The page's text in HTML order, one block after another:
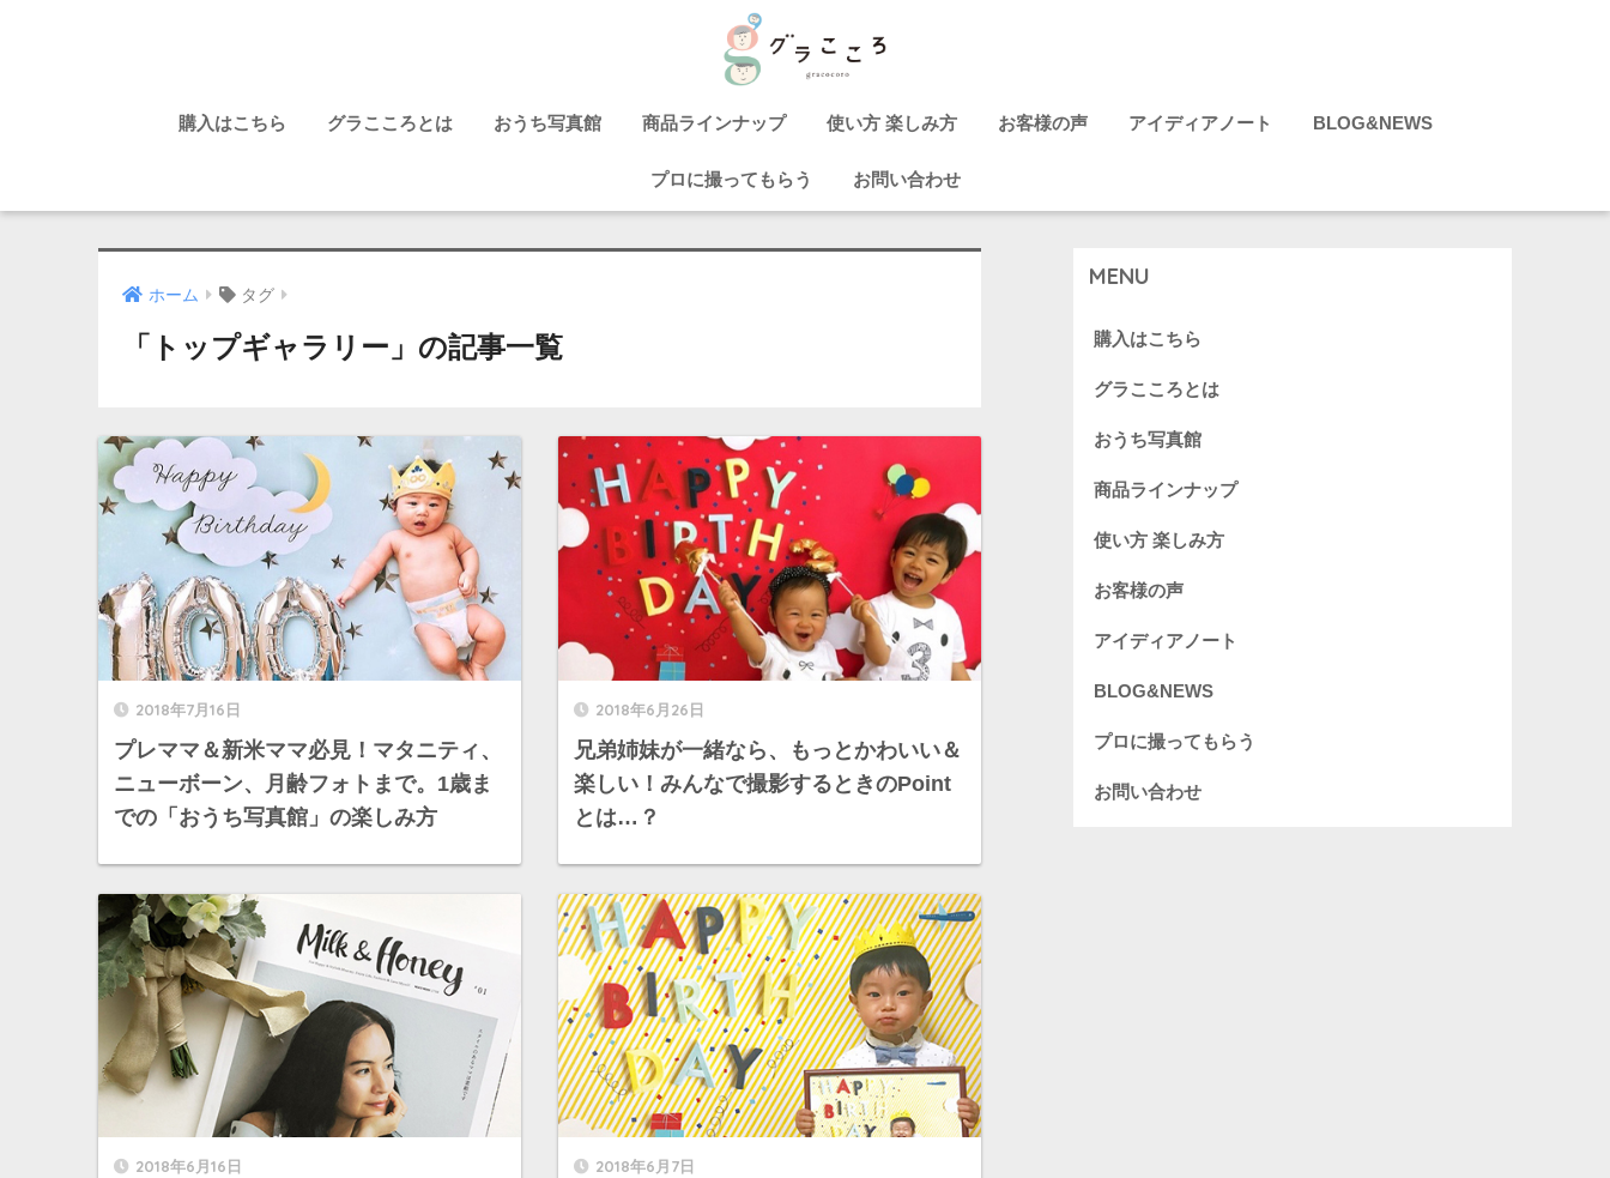
購入はこちら グラこころとは おうち写真館 商品ラインナップ 使い方 楽しみ方 お客様の声 アイディアノート BLOG&NEWS
プロに撮ってもらう お問い合わせ
ホーム タグ
「トップギャラリー」の記事一覧
2018年7月16日
プレママ＆新米ママ必見！マタニティ、
ニューボーン、月齢フォトまで。1歳ま
での「おうち写真館」の楽しみ方
2018年6月26日
兄弟姉妹が一緒なら、もっとかわいい＆
楽しい！みんなで撮影するときのPoint
とは…？
2018年6月16日 2018年6月7日
MENU
購入はこちら
グラこころとは
おうち写真館
商品ラインナップ
使い方 楽しみ方
お客様の声
アイディアノート
BLOG&NEWS
プロに撮ってもらう
お問い合わせ